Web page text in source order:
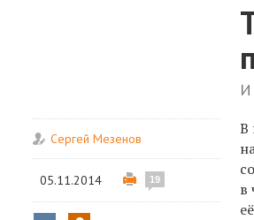
И
Сергей Мезенов
05.11.2014 19
В
в